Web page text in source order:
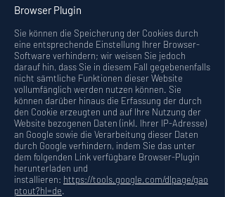
Browser Plugin
Sie können die Speicherung der Cookies durch
eine entsprechende Einstellung Ihrer Browser-
Software verhindern; wir weisen Sie jedoch
darauf hin, dass Sie in diesem Fall gegebenenfalls
nicht sämtliche Funktionen dieser Website
vollumfänglich werden nutzen können. Sie
können darüber hinaus die Erfassung der durch
den Cookie erzeugten und auf Ihre Nutzung der
Website bezogenen Daten (inkl. Ihrer IP-Adresse)
an Google sowie die Verarbeitung dieser Daten
durch Google verhindern, indem Sie das unter
dem folgenden Link verfügbare Browser-Plugin
herunterladen und
installieren: https://tools.google.com/dlpage/gao
ptout?hl=de.